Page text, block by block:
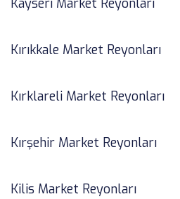
Kayseri Market Reyonları
Kırıkkale Market Reyonları
Kırklareli Market Reyonları
Kırşehir Market Reyonları
Kilis Market Reyonları